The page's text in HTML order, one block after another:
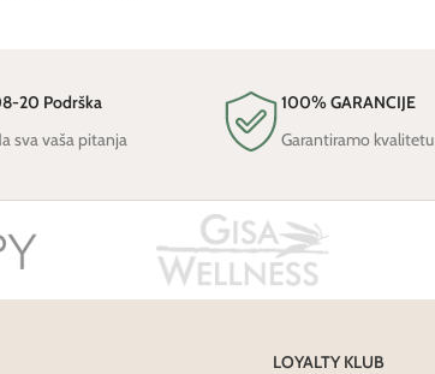
20 Podrška
sva vaša pitanja
100% GARANCIJE
Garantiramo kvalitetu
LOYALTY KLUB